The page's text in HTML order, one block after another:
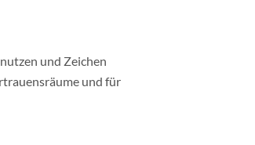
und Zeichen
und für